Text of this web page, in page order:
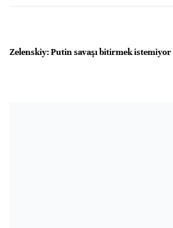
Zelenskiy: Putin savaşı bitirmek istemiyor